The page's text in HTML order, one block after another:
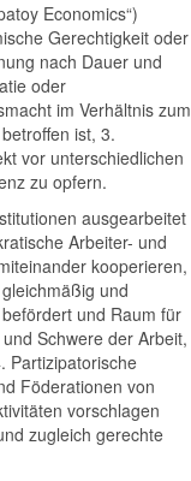
Economics“)
Gerechtigkeit oder
nach Dauer und
oder
im Verhältnis zum
ist, 3.
vor unterschiedlichen
zu opfern.
ausgearbeitet
Arbeiter- und
kooperieren,
und
und Raum für
Schwere der Arbeit,
Partizipatorische
Föderationen von
vorschlagen
zugleich gerechte